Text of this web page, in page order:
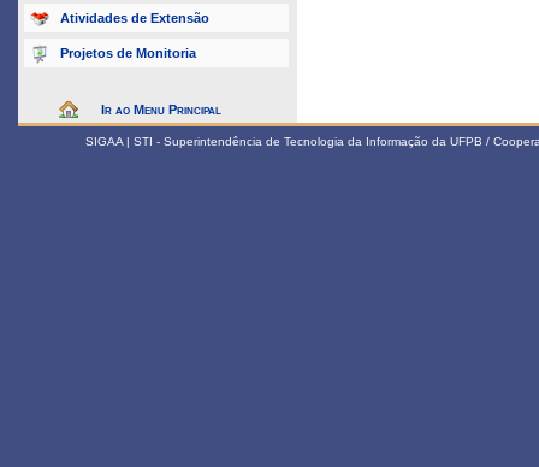
Atividades de Extensão
Projetos de Monitoria
Ir ao Menu Principal
SIGAA | STI - Superintendência de Tecnologia da Informação da UFPB /